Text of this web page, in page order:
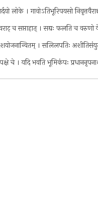
लोके । गावोऽतिभूरिपयसो
देवराट् च सप्ताहात् । सद्यः फलति च
। सलिलपतिः
चे । यदि भवति भूमिकंपः